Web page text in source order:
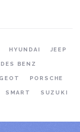
HYUNDAI JEEP
BENZ
PORSCHE
SMART SUZUKI